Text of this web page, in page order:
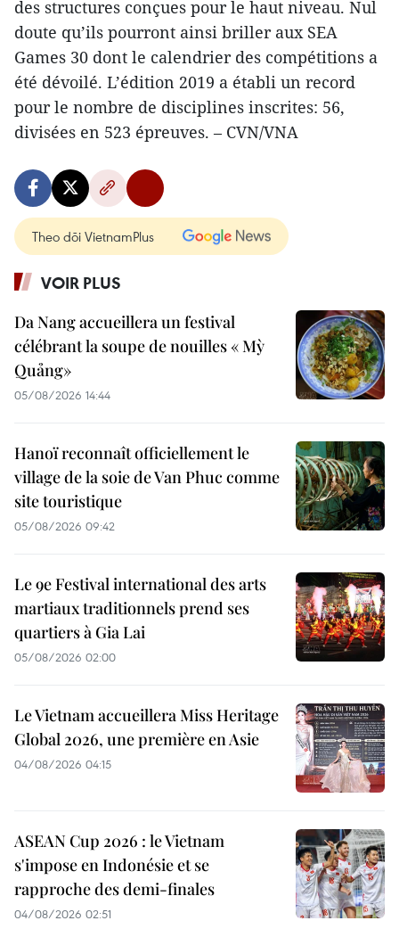
des structures conçues pour le haut niveau. Nul
doute qu’ils pourront ainsi briller aux SEA
Games 30 dont le calendrier des compétitions a
été dévoilé. L’édition 2019 a établi un record
pour le nombre de disciplines inscrites: 56,
divisées en 523 épreuves. – CVN/VNA
Theo dõi VietnamPlus
VOIR PLUS
Da Nang accueillera un festival
célébrant la soupe de nouilles « Mỳ
Quảng»
05/08/2026 14:44
Hanoï reconnaît officiellement le
village de la soie de Van Phuc comme
site touristique
05/08/2026 09:42
Le 9e Festival international des arts
martiaux traditionnels prend ses
quartiers à Gia Lai
05/08/2026 02:00
Le Vietnam accueillera Miss Heritage
Global 2026, une première en Asie
04/08/2026 04:15
ASEAN Cup 2026 : le Vietnam
s'impose en Indonésie et se
rapproche des demi-finales
04/08/2026 02:51